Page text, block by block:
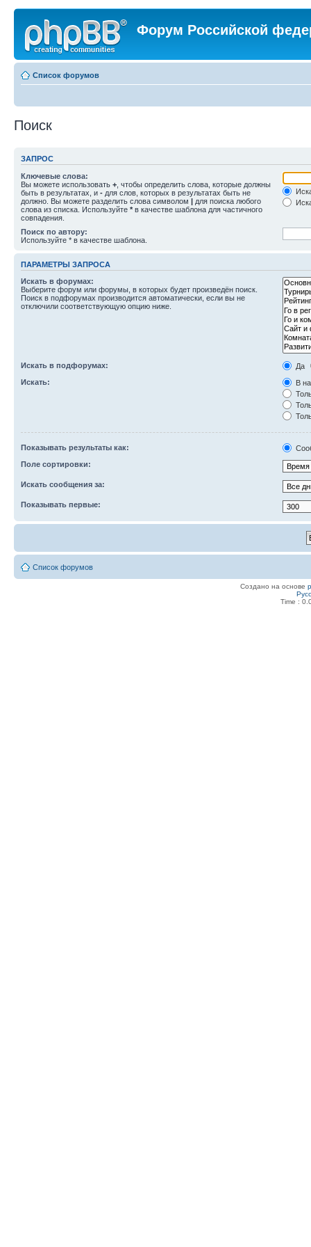
Форум Российской
Список форумов
Поиск
ЗАПРОС
Ключевые слова:
Вы можете использовать + , чтобы определить слова, которые должны
быть в результатах, и - для слов, которых в результатах быть не
должно. Вы можете разделить слова символом | для поиска любого
слова из списка. Используйте * в качестве шаблона для частичного
совпадения.
Поиск по автору:
Используйте * в качестве шаблона.
ПАРАМЕТРЫ ЗАПРОСА
Искать в форумах:
Выберите форум или форумы, в которых будет произведён поиск.
Поиск в подфорумах производится автоматически, если вы не
отключили соответствующую опцию ниже.
Искать в подфорумах:
Да
Искать:
В
Показывать результаты как:
Поле сортировки:
Искать сообщения за:
Показывать первые:
Список форумов
Создано на основе
Time :